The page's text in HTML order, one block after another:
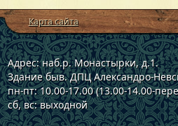
Карта сайта
Адрес: наб.р. Монастырки, д.1.
Здание быв. ДПЦ Александро-
пн-пт: 10.00-17.00 (13.00-14.00-
сб, вс: выходной